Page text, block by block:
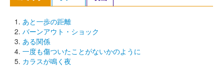
あと一歩の距離
バーンアウト・ショック
ある関係
一度も傷ついたことがないかのように
カラスが鳴く夜